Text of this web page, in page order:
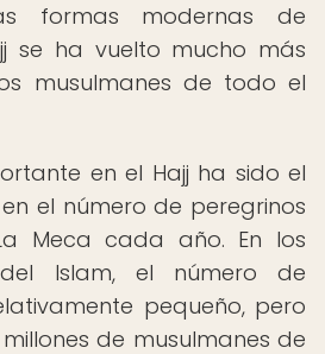
formas modernas de
se ha vuelto mucho más
musulmanes de todo el
en el Hajj ha sido el
el número de peregrinos
Meca cada año. En los
Islam, el número de
pequeño, pero
de musulmanes de